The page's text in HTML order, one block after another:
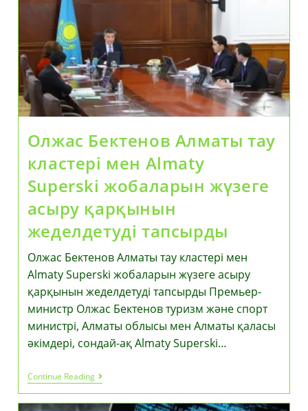
Олжас Бектенов Алматы тау
кластері мен Almaty
Superski жобаларын жүзеге
асыру қарқынын
жеделдетуді тапсырды
Олжас Бектенов Алматы тау кластері мен
Almaty Superski жобаларын жүзеге асыру
қарқынын жеделдетуді тапсырды Премьер-
министр Олжас Бектенов туризм және спорт
министрі, Алматы облысы мен Алматы қаласы
әкімдері, сондай-ақ Almaty Superski…
Continue ReadingОлжас
Бектенов
Алматы